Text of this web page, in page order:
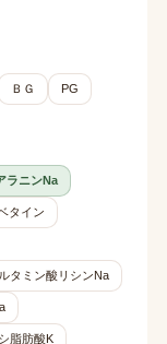
ＢＧ PG
ラニンNa
タイン
タミン酸リシンNa
脂肪酸K